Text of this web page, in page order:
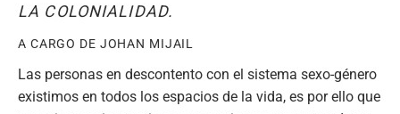
LA COLONIALIDAD.
A CARGO DE JOHAN MIJAIL
Las personas en descontento con el sistema sexo-género
existimos en todos los espacios de la vida, es por ello que